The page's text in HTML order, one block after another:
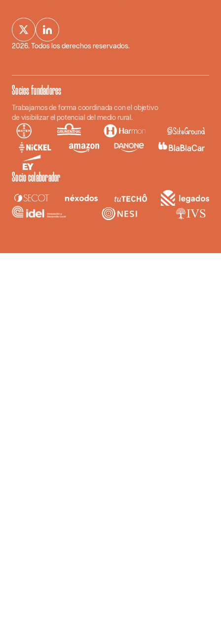
2026. Todos los derechos reservados.
Socios fundadores
Trabajamos de forma coordinada con el objetivo
de visibilizar el potencial del medio rural.
Socio colaborador